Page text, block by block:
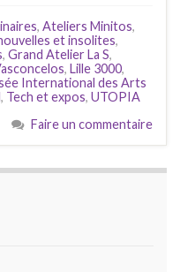
, Ateliers Minitos,
et insolites,
, Grand Atelier La S,
, Lille 3000,
International des Arts
, Tech et expos, UTOPIA
Faire un commentaire